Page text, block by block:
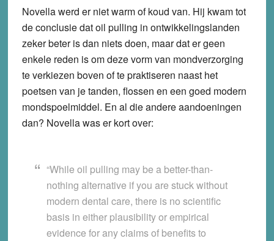
Novella werd er niet warm of koud van. Hij kwam tot
de conclusie dat oil pulling in ontwikkelingslanden
zeker beter is dan niets doen, maar dat er geen
enkele reden is om deze vorm van mondverzorging
te verkiezen boven of te praktiseren naast het
poetsen van je tanden, flossen en een goed modern
mondspoelmiddel. En al die andere aandoeningen
dan? Novella was er kort over:
“While oil pulling may be a better-than-
nothing alternative if you are stuck without
modern dental care, there is no scientific
basis in either plausibility or empirical
evidence for any claims of benefits to